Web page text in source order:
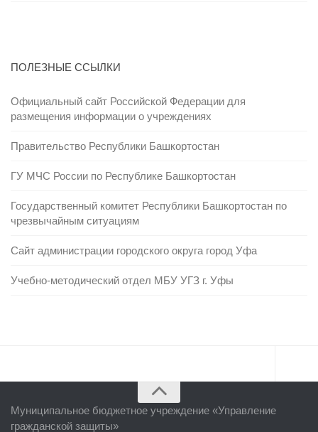
ПОЛЕЗНЫЕ ССЫЛКИ
Официальный сайт Российской Федерации для
размещения информации о учреждениях
Правительство Республики Башкортостан
ГУ МЧС России по Республике Башкортостан
Государственный комитет Республики Башкортостан по
чрезвычайным ситуациям
Сайт администрации городского округа город Уфа
Учебно-методический отдел МБУ УГЗ г. Уфы
Об учреждении
Муниципальное бюджетное учреждение «Управление
гражданской защиты»